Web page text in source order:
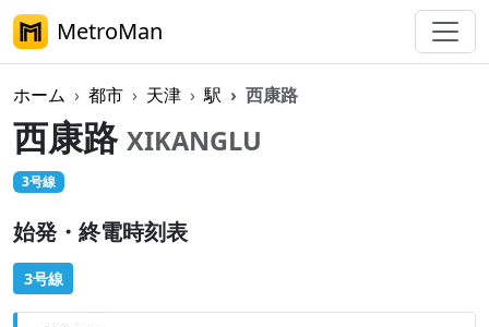
MetroMan
ホーム 都市 天津 駅 西康路
西康路 XIKANGLU
3号線
始発・終電時刻表
3号線